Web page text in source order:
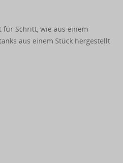
für Schritt, wie aus einem
aus einem Stück hergestellt